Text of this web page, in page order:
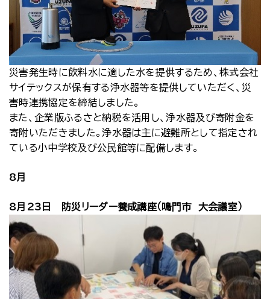
災害発生時に飲料水に適した水を提供するため、株式会社
サイテックスが保有する浄水器等を提供していただく、災
害時連携協定を締結しました。
また、企業版ふるさと納税を活用し、浄水器及び寄附金を
寄附いただきました。浄水器は主に避難所として指定され
ている小中学校及び公民館等に配備します。
8月
8月23日 防災リーダー養成講座（鳴門市 大会議室）